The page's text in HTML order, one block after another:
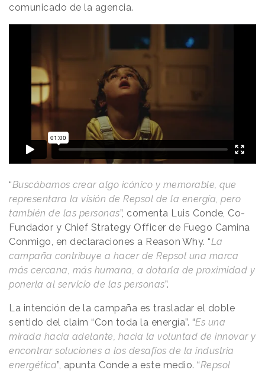
comunicado de la agencia.
“Buscábamos crear algo icónico y memorable, que
representara la visión de Repsol de la energía, pero
también de las personas”, comenta Luis Conde, Co-
Fundador y Chief Strategy Officer de Fuego Camina
Conmigo, en declaraciones a Reason Why. “La
campaña contribuye a hacer de Repsol una marca
más cercana, más humana, a dotarla de proximidad y
ponerla al servicio de las personas”.
La intención de la campaña es trasladar el doble
sentido del claim “Con toda la energía”. “Es una
mirada hacia adelante, hacia la voluntad de innovar y
encontrar soluciones a los desafíos de la industria
energética”, apunta Conde a este medio. “Repsol